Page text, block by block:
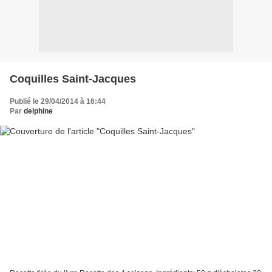
Coquilles Saint-Jacques
Publié le 29/04/2014 à 16:44
Par delphine